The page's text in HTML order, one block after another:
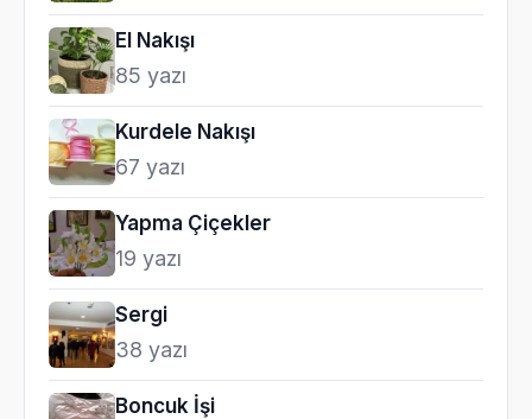
El Nakışı
85 yazı
Kurdele Nakışı
67 yazı
Yapma Çiçekler
19 yazı
Sergi
38 yazı
Boncuk İşi